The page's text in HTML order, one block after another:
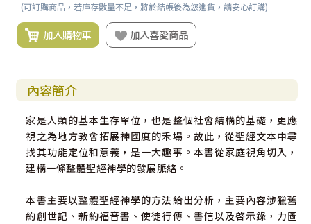
(可訂購商品，若庫存數量不足，將於結帳後為您進貨，請安心訂購)
加入購物車 加入喜愛商品
內容簡介
家是人類的基本生存單位，也是整個社會結構的基礎，更應
視之為地方教會拓展神國度的禾場。故此，從聖經文本中尋
找其功能定位和意義，是一大趣事。本書從家庭視角切入，
建構一條整體聖經神學的發展脈絡。
本書主要以整體聖經神學的方法給出分析，主要內容涉獵舊
約創世記、新約福音書、使徒行傳、書信以及啓示錄，力圖